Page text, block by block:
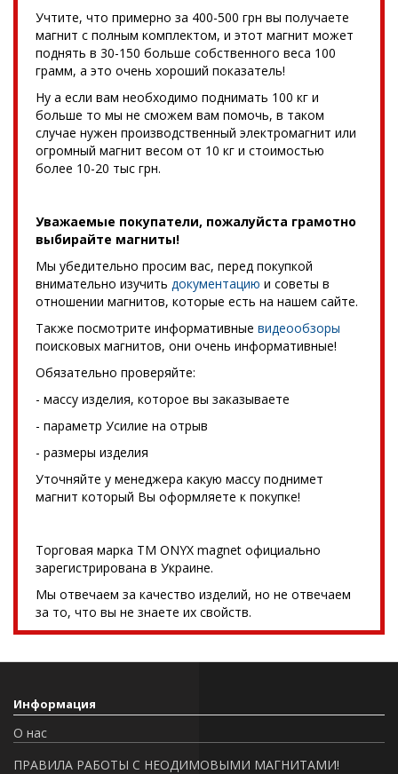
Учтите, что примерно за 400-500 грн вы получаете
магнит с полным комплектом, и этот магнит может
поднять в 30-150 больше собственного веса 100
грамм, а это очень хороший показатель!
Ну а если вам необходимо поднимать 100 кг и
больше то мы не сможем вам помочь, в таком
случае нужен производственный электромагнит или
огромный магнит весом от 10 кг и стоимостью
более 10-20 тыс грн.
Уважаемые покупатели, пожалуйста грамотно
выбирайте магниты!
Мы убедительно просим вас, перед покупкой
внимательно изучить документацию и советы в
отношении магнитов, которые есть на нашем сайте.
Также посмотрите информативные видеообзоры
поисковых магнитов, они очень информативные!
Обязательно проверяйте:
- массу изделия, которое вы заказываете
- параметр Усилие на отрыв
- размеры изделия
Уточняйте у менеджера какую массу поднимет
магнит который Вы оформляете к покупке!
Торговая марка TM ONYX magnet официально
зарегистрирована в Украине.
Мы отвечаем за качество изделий, но не отвечаем
за то, что вы не знаете их свойств.
Информация
О нас
ПРАВИЛА РАБОТЫ С НЕОДИМОВЫМИ МАГНИТАМИ!